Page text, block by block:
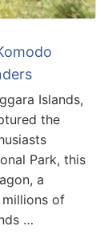
Islands,
the
Park, this
a
of
…